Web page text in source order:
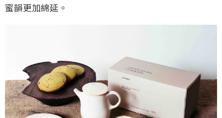
蜜韻更加綿延。